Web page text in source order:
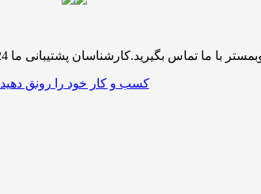
پشتیبانی ما 24 ساعته آماده خدمت رسانی به شما کاربران گرامی میباشند
کسب و کار خود را رونق دهید